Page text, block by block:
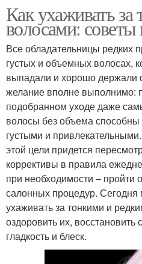
Как ухаживать за
волосами:
Все обладательницы редких
густых и объемных волосах,
выпадали и хорошо держали
желание вполне выполнимо:
подобранном уходе даже
волосы без объема
густыми и
этой цели придется
коррективы в правила
при необходимости – пройти
салонных процедур.
ухаживать за тонкими и
оздоровить их, восстановить
гладкость и блеск.